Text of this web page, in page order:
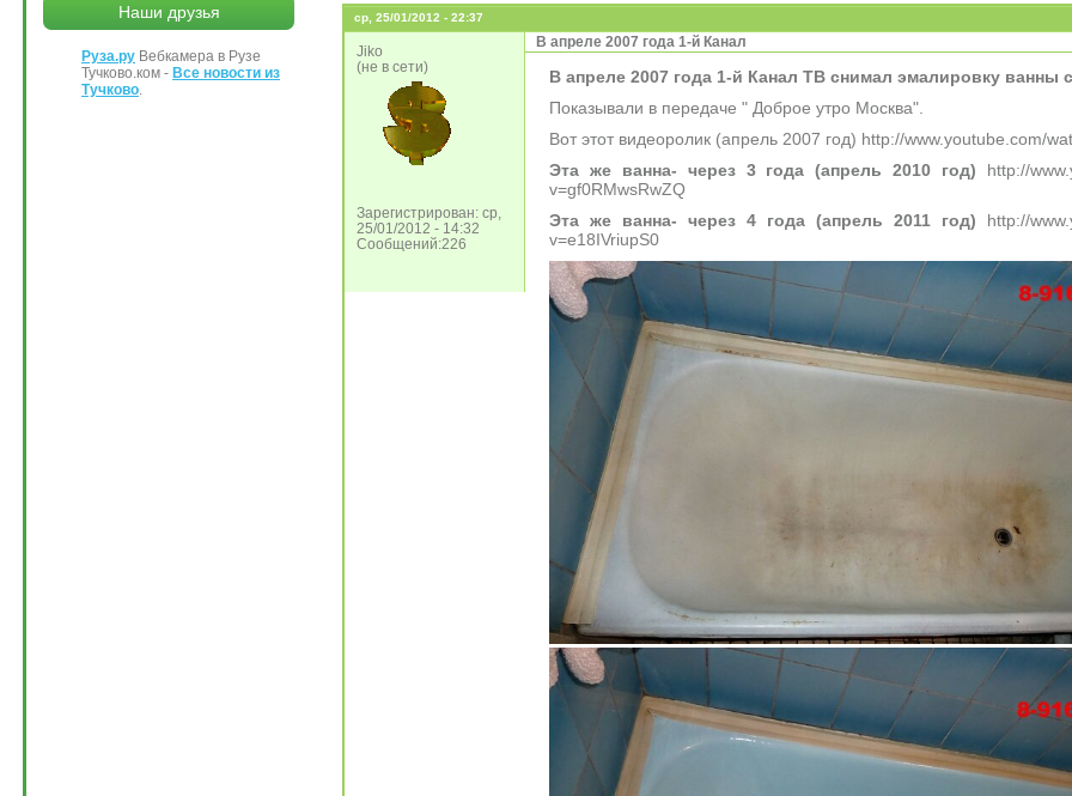
ср, 25/01/2012 - 22:37
Jiko
(не в сети)
Зарегистрирован: ср,
25/01/2012 - 14:32
Сообщений:226
В апреле 2007 года 1-й Канал
В апреле 2007 года 1-й Канал ТВ снимал эмалировку ванны
Показывали в передаче " Доброе утро Москва".
Вот этот видеоролик (апрель 2007 год) http://www.youtube.com/
Эта же ванна- через 3 года (апрель 2010 год) http://
v=gf0RMwsRwZQ
Эта же ванна- через 4 года (апрель 2011 год) http://
v=e18IVriupS0
Наши друзья
Руза.ру Вебкамера в Рузе
Тучково.ком - Все новости из
Тучково.